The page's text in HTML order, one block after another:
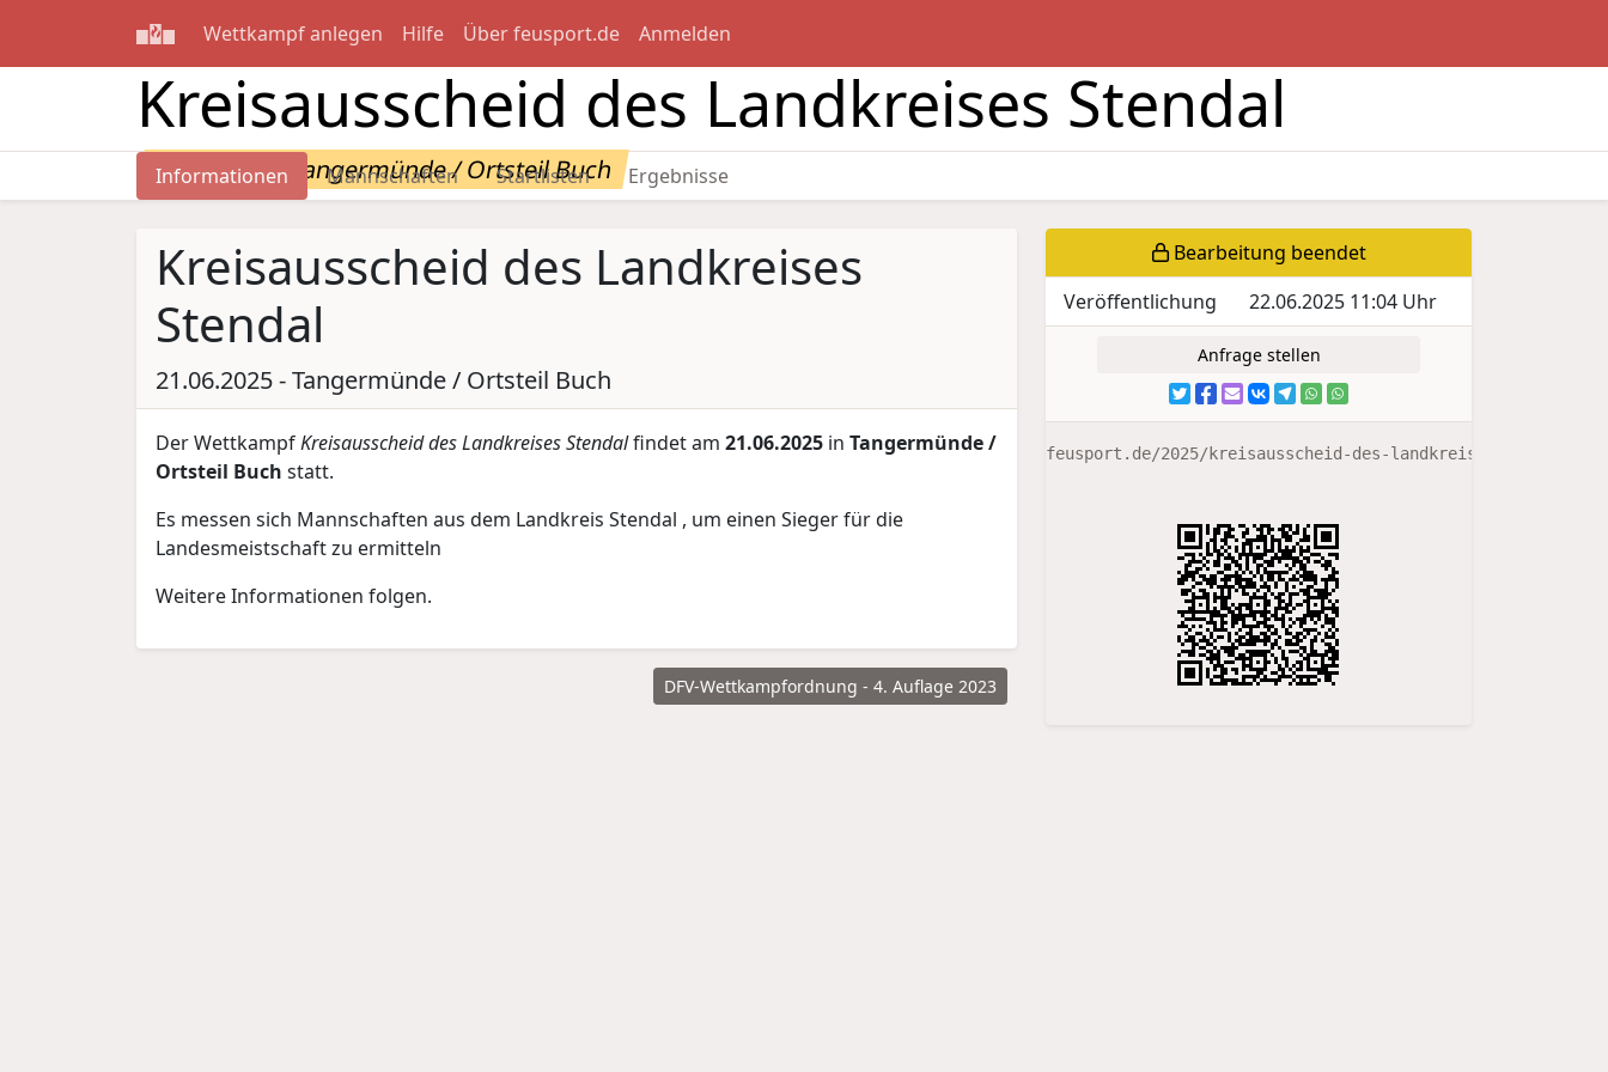
Wettkampf anlegen Hilfe Über feusport.de Anmelden
Kreisausscheid des Landkreises Stendal
21.06.2025 - Tangermünde / Ortsteil Buch
Informationen Mannschaften Startlisten Ergebnisse
Kreisausscheid des Landkreises
Stendal
21.06.2025 - Tangermünde / Ortsteil Buch
Der WettkampfKreisausscheid des Landkreises Stendalfindet am 21.06.2025 in Tangermünde /
Ortsteil Buch statt.
Es messen sich Mannschaften aus dem Landkreis Stendal , um einen Sieger für die
Landesmeistschaft zu ermitteln
Weitere Informationen folgen.
DFV-Wettkampfordnung - 4. Auflage 2023
Bearbeitung beendet
Veröffentlichung
22.06.2025 11:04 Uhr
Anfrage stellen
feusport.de/2025/kreisausscheid-des-landkreises-stendal